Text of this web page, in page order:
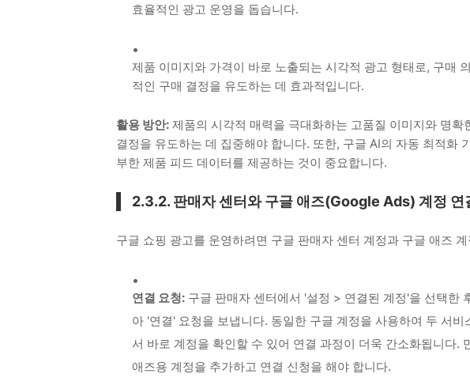
효율적인 광고 운영을 돕습니다.
제품 이미지와 가격이 바로 노출되는 시각적 광고 형태로, 구매
적인 구매 결정을 유도하는 데 효과적입니다.
활용 방안: 제품의 시각적 매력을 극대화하는 고품질 이미지와 명
결정을 유도하는 데 집중해야 합니다. 또한, 구글 AI의 자동 최적화
부한 제품 피드 데이터를 제공하는 것이 중요합니다.
2.3.2. 판매자 센터와 구글 애즈(Google Ads) 계정 연
구글 쇼핑 광고를 운영하려면 구글 판매자 센터 계정과 구글 애즈
연결 요청: 구글 판매자 센터에서 '설정 > 연결된 계정'을 선택한
아 '연결' 요청을 보냅니다. 동일한 구글 계정을 사용하여 두 서
서 바로 계정을 확인할 수 있어 연결 과정이 더욱 간소화됩니다.
애즈용 계정을 추가하고 연결 신청을 해야 합니다.